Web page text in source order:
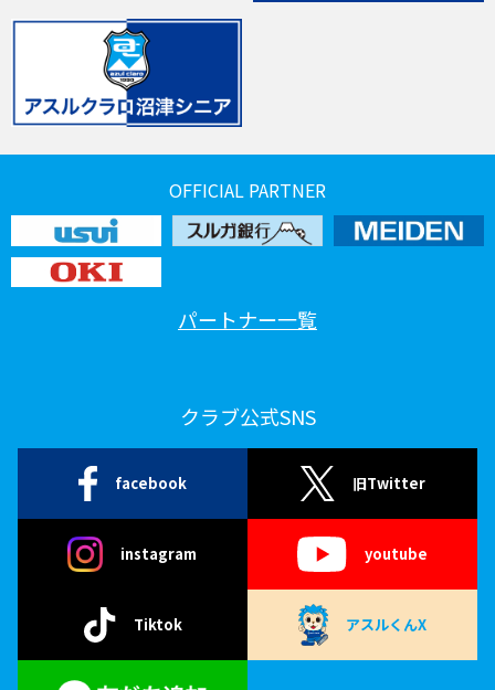
OFFICIAL PARTNER
パートナー一覧
クラブ公式SNS
facebook 旧Twitter
instagram youtube
Tiktok アスルくんX